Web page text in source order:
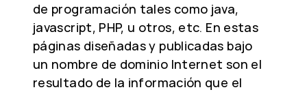
de programación tales como java,
javascript, PHP, u otros, etc. En estas
páginas diseñadas y publicadas bajo
un nombre de dominio Internet son el
resultado de la información que el